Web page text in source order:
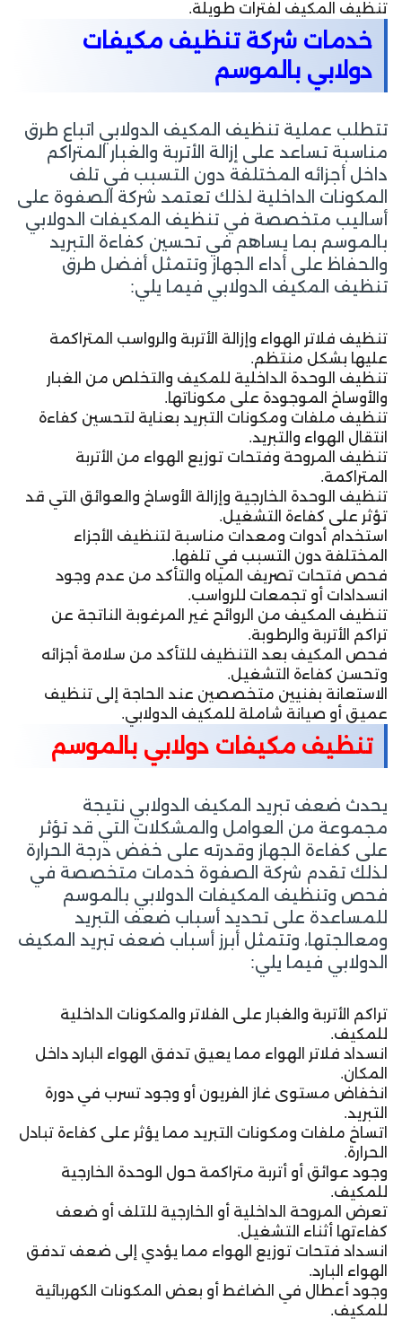
تنظيف المكيف لفترات طويلة.
خدمات شركة تنظيف مكيفات
دولابي بالموسم
تتطلب عملية تنظيف المكيف الدولابي اتباع طرق
مناسبة تساعد على إزالة الأتربة والغبار المتراكم
داخل أجزائه المختلفة دون التسبب في تلف
المكونات الداخلية لذلك تعتمد شركة الصفوة على
أساليب متخصصة في تنظيف المكيفات الدولابي
بالموسم بما يساهم في تحسين كفاءة التبريد
والحفاظ على أداء الجهاز وتتمثل أفضل طرق
تنظيف المكيف الدولابي فيما يلي:
تنظيف فلاتر الهواء وإزالة الأتربة والرواسب المتراكمة
عليها بشكل منتظم.
تنظيف الوحدة الداخلية للمكيف والتخلص من الغبار
والأوساخ الموجودة على مكوناتها.
تنظيف ملفات ومكونات التبريد بعناية لتحسين كفاءة
انتقال الهواء والتبريد.
تنظيف المروحة وفتحات توزيع الهواء من الأتربة
المتراكمة.
تنظيف الوحدة الخارجية وإزالة الأوساخ والعوائق التي قد
تؤثر على كفاءة التشغيل.
استخدام أدوات ومعدات مناسبة لتنظيف الأجزاء
المختلفة دون التسبب في تلفها.
فحص فتحات تصريف المياه والتأكد من عدم وجود
انسدادات أو تجمعات للرواسب.
تنظيف المكيف من الروائح غير المرغوبة الناتجة عن
تراكم الأتربة والرطوبة.
فحص المكيف بعد التنظيف للتأكد من سلامة أجزائه
وتحسن كفاءة التشغيل.
الاستعانة بفنيين متخصصين عند الحاجة إلى تنظيف
عميق أو صيانة شاملة للمكيف الدولابي.
تنظيف مكيفات دولابي بالموسم
يحدث ضعف تبريد المكيف الدولابي نتيجة
مجموعة من العوامل والمشكلات التي قد تؤثر
على كفاءة الجهاز وقدرته على خفض درجة الحرارة
لذلك تقدم شركة الصفوة خدمات متخصصة في
فحص وتنظيف المكيفات الدولابي بالموسم
للمساعدة على تحديد أسباب ضعف التبريد
ومعالجتها، وتتمثل أبرز أسباب ضعف تبريد المكيف
الدولابي فيما يلي:
تراكم الأتربة والغبار على الفلاتر والمكونات الداخلية
للمكيف.
انسداد فلاتر الهواء مما يعيق تدفق الهواء البارد داخل
المكان.
انخفاض مستوى غاز الفريون أو وجود تسرب في دورة
التبريد.
اتساخ ملفات ومكونات التبريد مما يؤثر على كفاءة تبادل
الحرارة.
وجود عوائق أو أتربة متراكمة حول الوحدة الخارجية
للمكيف.
تعرض المروحة الداخلية أو الخارجية للتلف أو ضعف
كفاءتها أثناء التشغيل.
انسداد فتحات توزيع الهواء مما يؤدي إلى ضعف تدفق
الهواء البارد.
وجود أعطال في الضاغط أو بعض المكونات الكهربائية
للمكيف.